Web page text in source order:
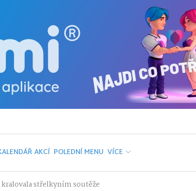
AKCÍ POLEDNÍ MENU VÍCE
střelkyním soutěže